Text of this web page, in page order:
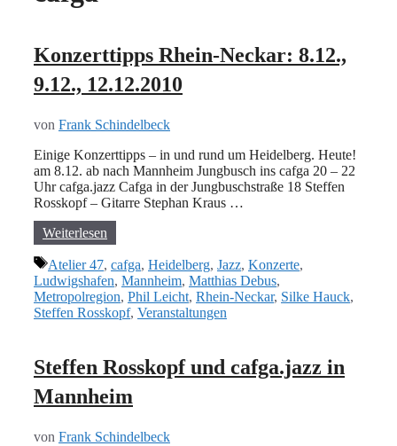
Konzerttipps Rhein-Neckar: 8.12.,
9.12., 12.12.2010
von Frank Schindelbeck
Einige Konzerttipps – in und rund um Heidelberg. Heute!
am 8.12. ab nach Mannheim Jungbusch ins cafga 20 – 22
Uhr cafga.jazz Cafga in der Jungbuschstraße 18 Steffen
Rosskopf – Gitarre Stephan Kraus …
Weiterlesen
Schlagwörter
Atelier 47, cafga, Heidelberg, Jazz, Konzerte,
Ludwigshafen, Mannheim, Matthias Debus,
Metropolregion, Phil Leicht, Rhein-Neckar, Silke Hauck,
Steffen Rosskopf, Veranstaltungen
Steffen Rosskopf und cafga.jazz in
Mannheim
von Frank Schindelbeck